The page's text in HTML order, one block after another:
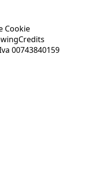
Cookie
Credits
00743840159